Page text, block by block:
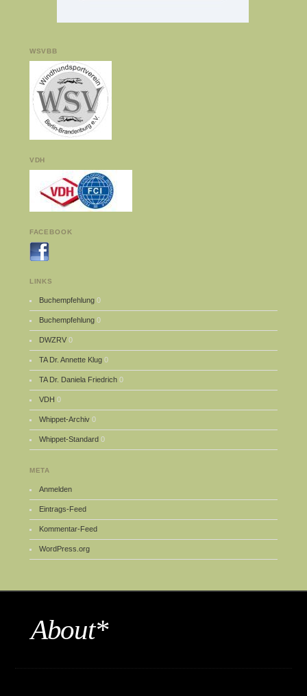
WSVBB
VDH
FACEBOOK
LINKS
Buchempfehlung 0
Buchempfehlung 0
DWZRV 0
TA Dr. Annette Klug 0
TA Dr. Daniela Friedrich 0
VDH 0
Whippet-Archiv 0
Whippet-Standard 0
META
Anmelden
Eintrags-Feed
Kommentar-Feed
WordPress.org
About*